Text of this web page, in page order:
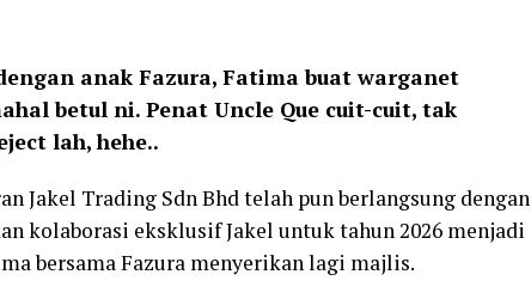
anak Fazura, Fatima buat warganet
betul ni. Penat Uncle Que cuit-cuit, tak
lah, hehe..
Jakel Trading Sdn Bhd telah pun berlangsung dengan
kolaborasi eksklusif Jakel untuk tahun 2026 menjadi
bersama Fazura menyerikan lagi majlis.